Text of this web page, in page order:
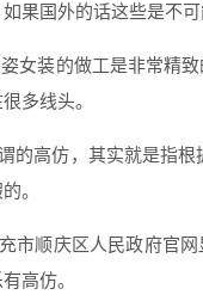
果国外的话这些是不
女装的做工是非常精
多线头。
的高仿，其实就是指
。
市顺庆区人民政府官
高仿。